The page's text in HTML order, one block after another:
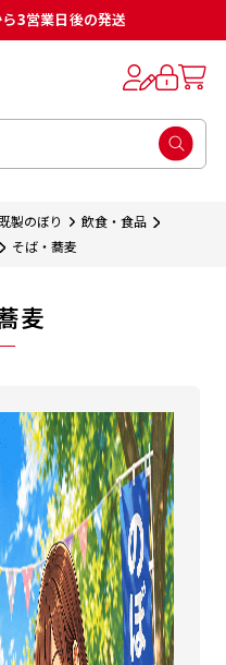
3営業日後の発送
製のぼり
飲食・食品
そば・蕎麦
麦